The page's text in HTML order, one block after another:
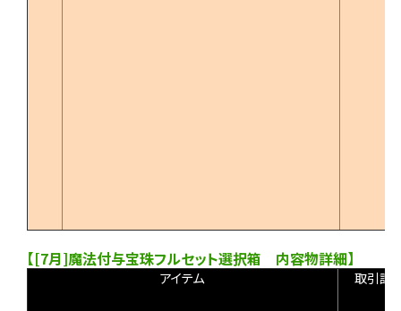
【[7月]魔法付与宝珠フルセット選択箱 内容物詳細】
アイテム 取引設